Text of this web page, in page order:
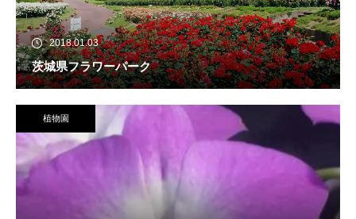
2018.01.03
茨城県フラワーパーク
植物園